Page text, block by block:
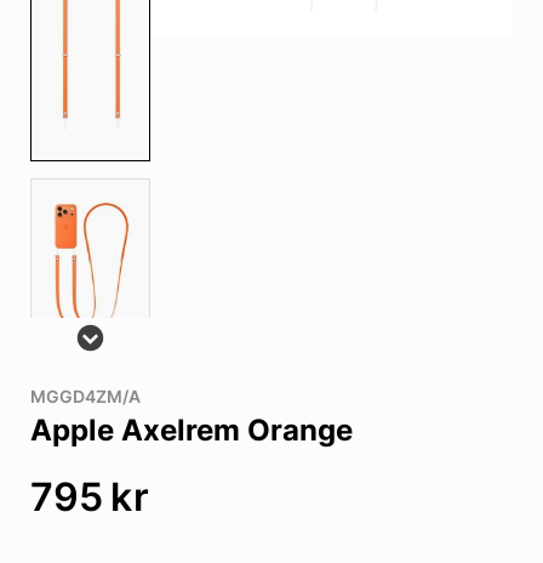
MGGD4ZM/A
Apple Axelrem Orange
795 kr